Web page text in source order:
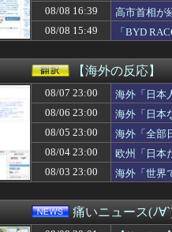
【画像】 ONICHA、半額
【画像】道重さゆみのお
【動画】甲子園の女性審
【動画】ラッキースケベ
客から『あんたが無料っ
【悲報】FIFA会長、
【速報】ひろゆき、離婚
【画像】顔100点、体
基地害パヨク「出て行か
TOKYOFM公式の賀喜遥
【しつけぇｗ】中国、海
私「15年共働きで貯金そ
「私達が原爆ドーム前を
ワンダンス作者「手描き
して……
08/08 16:39
高市首相が
受けまく
08/08 15:49 「BYD
【海外の反応
08/07 23:00
海外「日本
08/06 23:00
海外「日本
08/05 23:00
海外「全部
08/04 23:00
欧州「日本
08/03 23:00
海外「世界
痛いニュース(ﾉ